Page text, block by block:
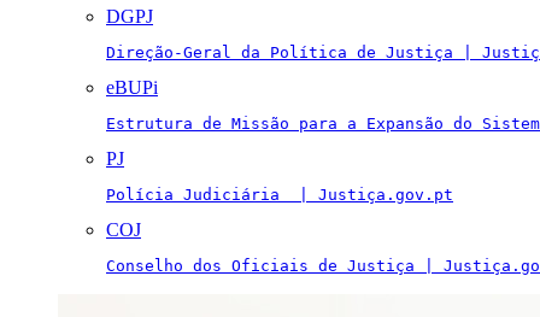
DGPJ
Direção-Geral da Política de Justiça |
eBUPi
Estrutura de Missão para a Expansão do
PJ
Polícia Judiciária  | Justiça.gov.pt
COJ
Conselho dos Oficiais de Justiça |